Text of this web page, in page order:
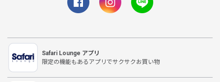
Safari Lounge アプリ
限定の機能もあるアプリでサクサクお買い物